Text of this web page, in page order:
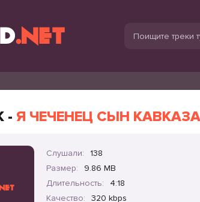
- Я ЧЕЧЕНЕЦ СЫН КАВКАЗА
Слушали:
138
Размер:
9.86 MB
Длительность:
4:18
Качество:
320 kbps